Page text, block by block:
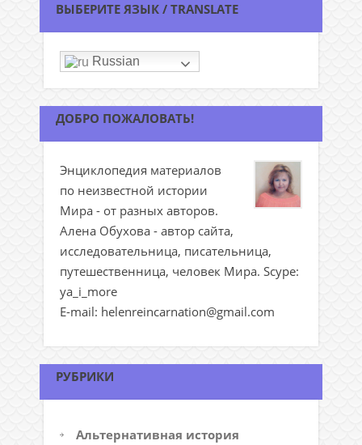
ВЫБЕРИТЕ ЯЗЫК / TRANSLATE
Russian
ДОБРО ПОЖАЛОВАТЬ!
Энциклопедия материалов
по неизвестной истории
Мира - от разных авторов.
Алена Обухова - автор сайта,
исследовательница, писательница,
путешественница, человек Мира. Scype:
ya_i_more
E-mail: helenreincarnation@gmail.com
РУБРИКИ
Альтернативная история